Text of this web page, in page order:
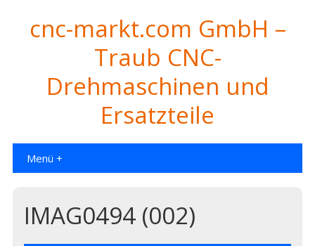
cnc-markt.com GmbH –
Traub CNC-
Drehmaschinen und
Ersatzteile
Menü +
IMAG0494 (002)